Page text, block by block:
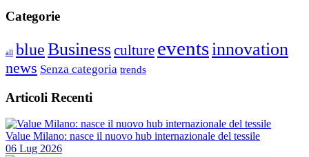
Categorie
all blueBusinessculture eventsinnovation
news Senza categoria trends
Articoli Recenti
Value Milano: nasce il nuovo hub internazionale del tessile
06 Lug 2026